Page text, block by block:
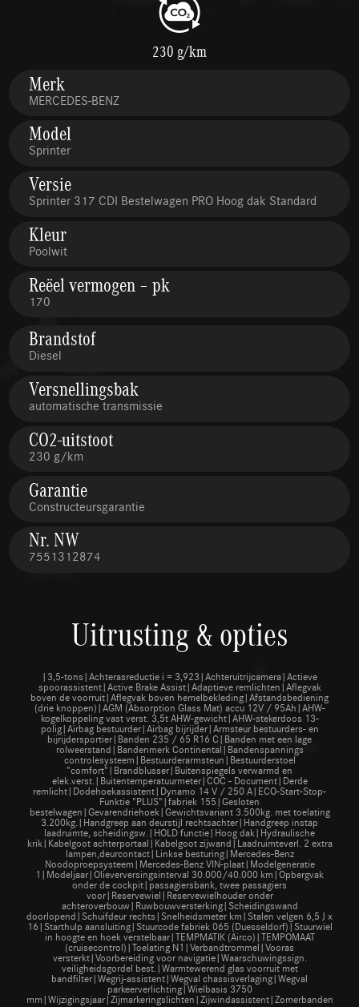
230 g/km
Merk
MERCEDES-BENZ
Model
Sprinter
Versie
Sprinter 317 CDI Bestelwagen PRO Hoog dak Standard
Kleur
Poolwit
Reëel vermogen – pk
170
Brandstof
Diesel
Versnellingsbak
automatische transmissie
CO2-uitstoot
230 g/km
Garantie
Constructeursgarantie
Nr. NW
7551312874
Uitrusting & opties
|3,5-tons|Achterasreductie i = 3,923|Achteruitrijcamera|Actieve
spoorassistent|Active Brake Assist|Adaptieve remlichten|Aflegvak
boven de voorruit|Aflegvak boven hemelbekleding|Afstandsbediening
(drie knoppen)|AGM (Absorption Glass Mat) accu 12V / 95Ah|AHW-
kogelkoppeling vast verst. 3,5t AHW-gewicht|AHW-stekerdoos 13-
polig|Airbag bestuurder|Airbag bijrijder|Armsteur bestuurders- en
bijrijdersportier|Banden 235 / 65 R16 C|Banden met een lage
rolweerstand|Bandenmerk Continental|Bandenspannings
controlesysteem|Bestuurderarmsteun|Bestuurderstoel
"comfort"|Brandblusser|Buitenspiegels verwarmd en
elek.verst.|Buitentemperatuurmeter|COC - Document|Derde
remlicht|Dodehoekassistent|Dynamo 14 V / 250 A|ECO-Start-Stop-
Funktie "PLUS"|fabriek 155|Gesloten
bestelwagen|Gevarendriehoek|Gewichtsvariant 3.500kg. met toelating
3.200kg.|Handgreep aan deurstijl rechtsachter|Handgreep instap
laadruimte, scheidingsw.|HOLD functie|Hoog dak|Hydraulische
krik|Kabelgoot achterportaal|Kabelgoot zijwand|Laadruimteverl. 2 extra
lampen,deurcontact|Linkse besturing|Mercedes-Benz
Noodoproepsysteem|Mercedes-Benz VIN-plaat|Modelgeneratie
1|Modeljaar|Olieverversingsinterval 30.000/40.000 km|Opbergvak
onder de cockpit|passagiersbank, twee passagiers
voor|Reservewiel|Reservewielhouder onder
achteroverbouw|Ruwbouwversterking|Scheidingswand
doorlopend|Schuifdeur rechts|Snelheidsmeter km|Stalen velgen 6,5 J x
16|Starthulp aansluiting|Stuurcode fabriek 065 (Duesseldorf)|Stuurwiel
in hoogte en hoek verstelbaar|TEMPMATIK (Airco)|TEMPOMAAT
(cruisecontrol)|Toelating N1|Verbandtrommel|Vooras
versterkt|Voorbereiding voor navigatie|Waarschuwingssign.
veiligheidsgordel best.|Warmtewerend glas voorruit met
bandfilter|Wegrij-assistent|Wegval chassisverlaging|Wegval
parkeerverlichting|Wielbasis 3750
mm|Wijzigingsjaar|Zijmarkeringslichten|Zijwindassistent|Zomerbanden